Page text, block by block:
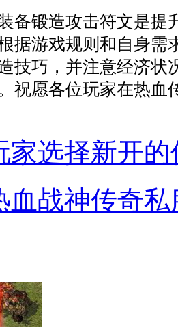
备锻造攻击符文是提
据游戏规则和自身需
技巧，并注意经济状
祝愿各位玩家在热血
家选择新开
血战神传奇